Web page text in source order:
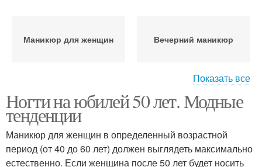
Маникюр для женщин Вечерний маникюр
Лак для женщин
Показать все
Ногти на юбилей 50 лет. Модные
тенденции
Маникюр для женщин в определенный возрастной
период (от 40 до 60 лет) должен выглядеть максимально
естественно. Если женщина после 50 лет будет носить